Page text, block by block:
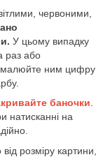
червоними,
У цьому випадку
раз або
ним цифру
баночки.
натисканні на
розміру картини,